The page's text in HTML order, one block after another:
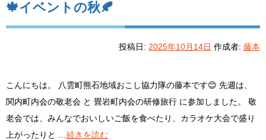
🍁イベントの秋🍂
投稿日: 2025年10月14日 作成者: 藤本
こんにちは。 八雲町熊石地域おこし協力隊の藤本です😊 先週は、
関内町内会の敬老会 と 畳岩町内会の研修旅行 に参加しました。 敬
老会では、みんなでおいしいご飯を食べたり、カラオケ大会で盛り
上がったりと … 続きを読む